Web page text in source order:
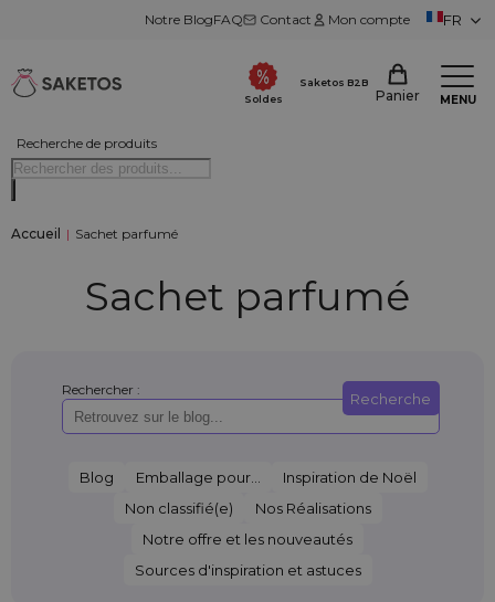
Notre BlogFAQ Contact Mon compte FR
Recherche de produits
Soldes
Saketos B2B
Panier MENU
Accueil | Sachet parfumé
Sachet parfumé
Rechercher : Recherche
Blog Emballage pour...
Inspiration de Noël
Non classifié(e)
Nos Réalisations
Notre offre et les nouveautés
Sources d'inspiration et astuces